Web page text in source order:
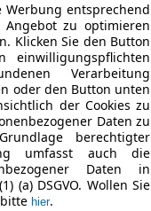
entsprechend
zu optimieren
Klicken Sie den Button
Verarbeitung
oder den Button unten
der Cookies zu
Daten zu
berechtigter
umfasst auch die
Daten in
(a) DSGVO. Wollen Sie
hier.